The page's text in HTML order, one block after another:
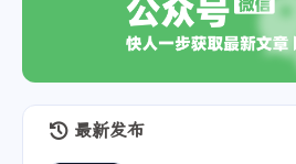
最新发布